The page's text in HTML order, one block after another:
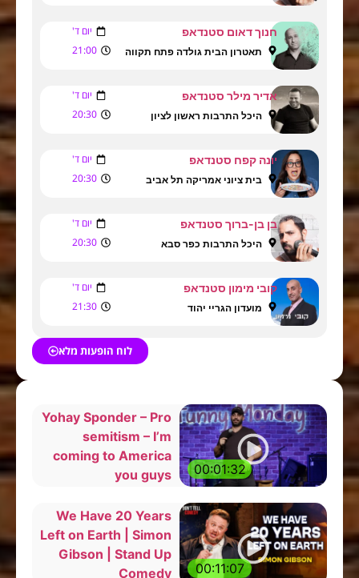
חנוך דאום סטנדאפ יום ד'
תאטרון הבית גולדה פתח תקווה 21:00
אדיר מילר סטנדאפ יום ד'
היכל התרבות ראשון לציון 20:30
יונה קפח סטנדאפ יום ד'
בית ציוני אמריקה תל אביב 20:30
בן בן-ברוך סטנדאפ יום ד'
היכל התרבות כפר סבא 20:30
קובי מימון סטנדאפ יום ד'
מועדון הגריי יהוד 21:30
לוח הופעות מלא
00:01:32
Yohay Sponder – Pro
semitism – I’m
coming to America
you guys
00:11:07
We Have 20 Years
Left on Earth | Simon
Gibson | Stand Up
Comedy